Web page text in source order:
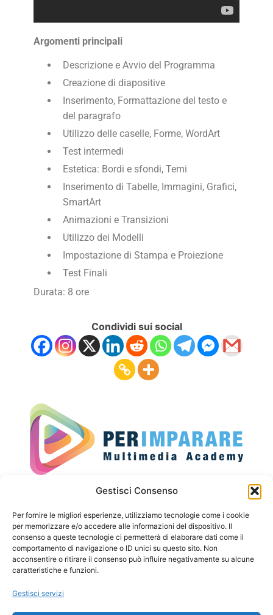
Gestisci Consenso
Per fornire le migliori esperienze, utilizziamo tecnologie come i cookie
per memorizzare e/o accedere alle informazioni del dispositivo. Il
consenso a queste tecnologie ci permetterà di elaborare dati come il
comportamento di navigazione o ID unici su questo sito. Non
acconsentire o ritirare il consenso può influire negativamente su alcune
caratteristiche e funzioni.
Gestisci servizi
Argomenti principali
Descrizione e Avvio del Programma
Creazione di diapositive
Inserimento, Formattazione del testo e
del paragrafo
Utilizzo delle caselle, Forme, WordArt
Test intermedi
Estetica: Bordi e sfondi, Temi
Inserimento di Tabelle, Immagini, Grafici,
SmartArt
Animazioni e Transizioni
Utilizzo dei Modelli
Impostazione di Stampa e Proiezione
Test Finali
Durata: 8 ore
Condividi sui social
Seguici sui social
Privacy Policy
Cookies